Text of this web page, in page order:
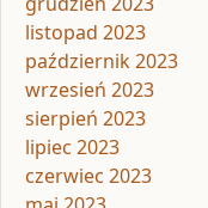
listopad 2023
październik 2023
wrzesień 2023
sierpień 2023
lipiec 2023
czerwiec 2023